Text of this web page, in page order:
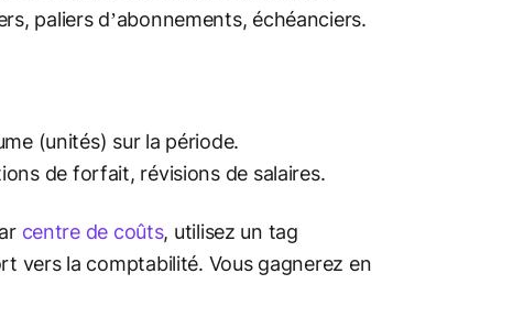
paliers d’abonnements, échéanciers.
(unités) sur la période.
de forfait, révisions de salaires.
centre de coûts, utilisez un tag
vers la comptabilité. Vous gagnerez en